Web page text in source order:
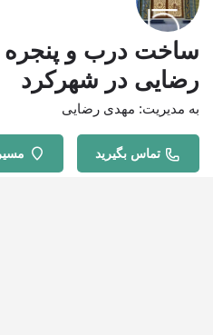
ساخت درب و
رضایی در شهرکرد
به مدیریت: مهدی رضایی
تماس بگیرید